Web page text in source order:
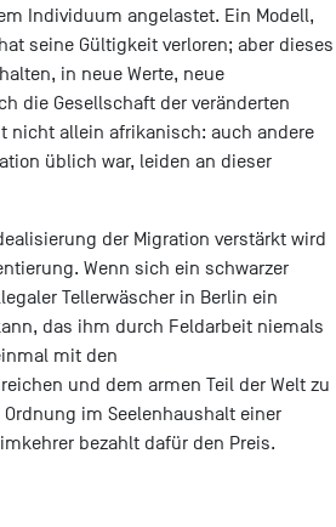
Individuum angelastet. Ein Modell,
seine Gültigkeit verloren; aber dieses
in neue Werte, neue
die Gesellschaft der veränderten
nicht allein afrikanisch: auch andere
üblich war, leiden an dieser
der Migration verstärkt wird
Wenn sich ein schwarzer
Tellerwäscher in Berlin ein
das ihm durch Feldarbeit niemals
mit den
und dem armen Teil der Welt zu
im Seelenhaushalt einer
bezahlt dafür den Preis.